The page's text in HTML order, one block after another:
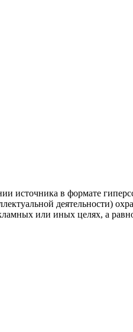
источника в формате
деятельности)
или иных целях, а